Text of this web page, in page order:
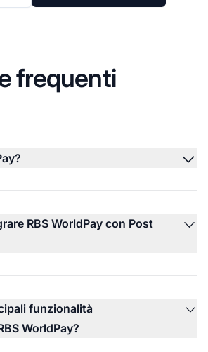
frequenti
RBS WorldPay con Post
funzionalità
WorldPay?